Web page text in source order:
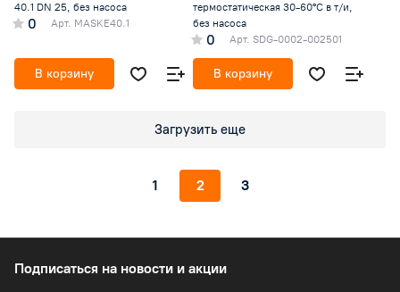
40.1 DN 25, без насоса
0 Арт. MASKE40.1
В корзину
термостатическая 30-60°С в т/и,
без насоса
0 Арт. SDG-0002-002501
В корзину
Загрузить еще
1 2 3
Подписаться на новости и акции